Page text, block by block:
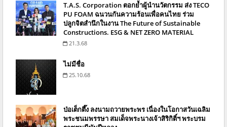
T.A.S. Corporation ตอกย้ำผู้นำนวัตกรรม ส่ง TECO
PU FOAM ฉนวนกันความร้อนเพื่อคนไทย ร่วม
ปลูกจิตสำนึกในงาน The Future of Sustainable
Constructions. ESG & NET ZERO MATERIAL
21.3.68
ไม่มีชื่อ
25.10.68
ป่อเต็กตึ๊ง ลงนามถวายพระพร เนื่องในโอกาสวันเฉลิม
พระชนมพรรษา สมเด็จพระนางเจ้าสิริกิติ์ฯ พระบรม